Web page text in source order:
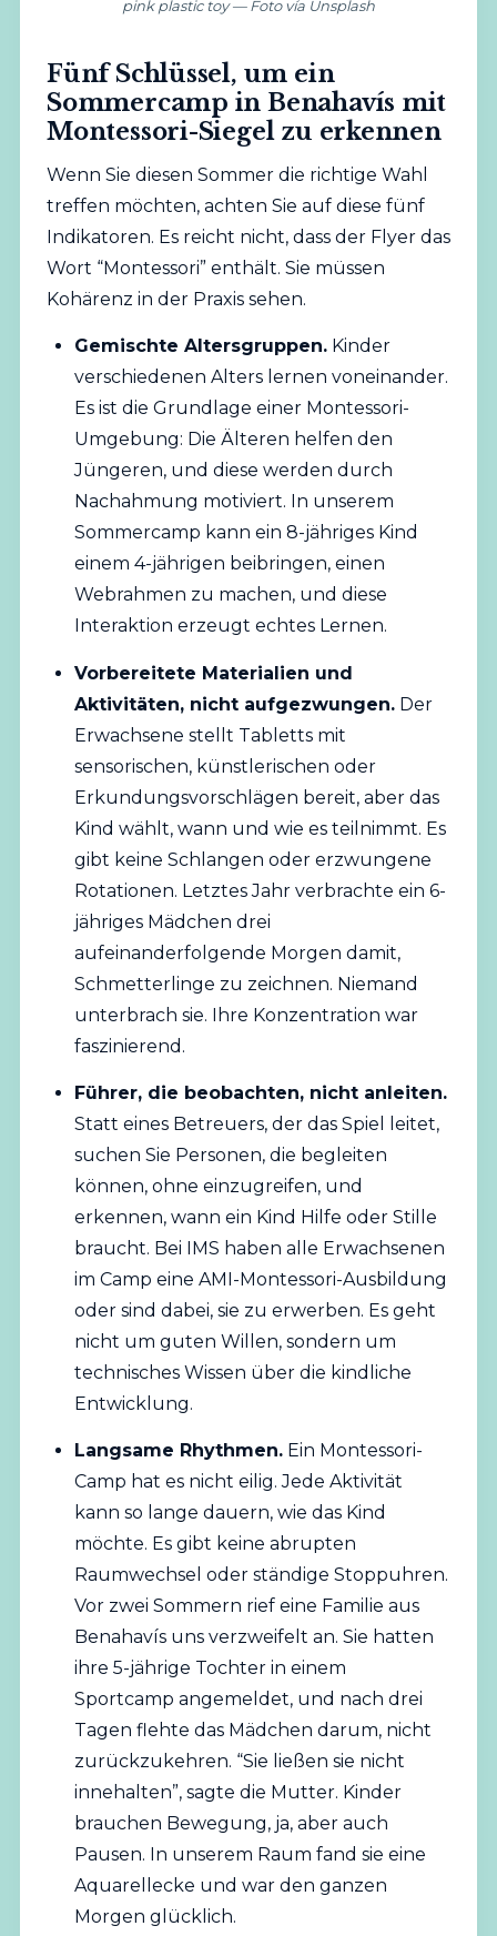
pink plastic toy — Foto vía Unsplash
Fünf Schlüssel, um ein
Sommercamp in Benahavís mit
Montessori-Siegel zu erkennen
Wenn Sie diesen Sommer die richtige Wahl
treffen möchten, achten Sie auf diese fünf
Indikatoren. Es reicht nicht, dass der Flyer das
Wort “Montessori” enthält. Sie müssen
Kohärenz in der Praxis sehen.
Gemischte Altersgruppen. Kinder
verschiedenen Alters lernen voneinander.
Es ist die Grundlage einer Montessori-
Umgebung: Die Älteren helfen den
Jüngeren, und diese werden durch
Nachahmung motiviert. In unserem
Sommercamp kann ein 8-jähriges Kind
einem 4-jährigen beibringen, einen
Webrahmen zu machen, und diese
Interaktion erzeugt echtes Lernen.
Vorbereitete Materialien und
Aktivitäten, nicht aufgezwungen. Der
Erwachsene stellt Tabletts mit
sensorischen, künstlerischen oder
Erkundungsvorschlägen bereit, aber das
Kind wählt, wann und wie es teilnimmt. Es
gibt keine Schlangen oder erzwungene
Rotationen. Letztes Jahr verbrachte ein 6-
jähriges Mädchen drei
aufeinanderfolgende Morgen damit,
Schmetterlinge zu zeichnen. Niemand
unterbrach sie. Ihre Konzentration war
faszinierend.
Führer, die beobachten, nicht anleiten.
Statt eines Betreuers, der das Spiel leitet,
suchen Sie Personen, die begleiten
können, ohne einzugreifen, und
erkennen, wann ein Kind Hilfe oder Stille
braucht. Bei IMS haben alle Erwachsenen
im Camp eine AMI-Montessori-Ausbildung
oder sind dabei, sie zu erwerben. Es geht
nicht um guten Willen, sondern um
technisches Wissen über die kindliche
Entwicklung.
Langsame Rhythmen. Ein Montessori-
Camp hat es nicht eilig. Jede Aktivität
kann so lange dauern, wie das Kind
möchte. Es gibt keine abrupten
Raumwechsel oder ständige Stoppuhren.
Vor zwei Sommern rief eine Familie aus
Benahavís uns verzweifelt an. Sie hatten
ihre 5-jährige Tochter in einem
Sportcamp angemeldet, und nach drei
Tagen flehte das Mädchen darum, nicht
zurückzukehren. “Sie ließen sie nicht
innehalten”, sagte die Mutter. Kinder
brauchen Bewegung, ja, aber auch
Pausen. In unserem Raum fand sie eine
Aquarellecke und war den ganzen
Morgen glücklich.